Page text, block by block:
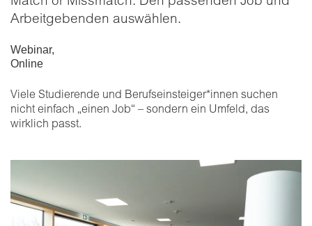
Arbeitgebenden auswählen.
Webinar,
Online
Viele Studierende und Berufseinsteiger*innen suchen
nicht einfach „einen Job“ – sondern ein Umfeld, das
wirklich passt.